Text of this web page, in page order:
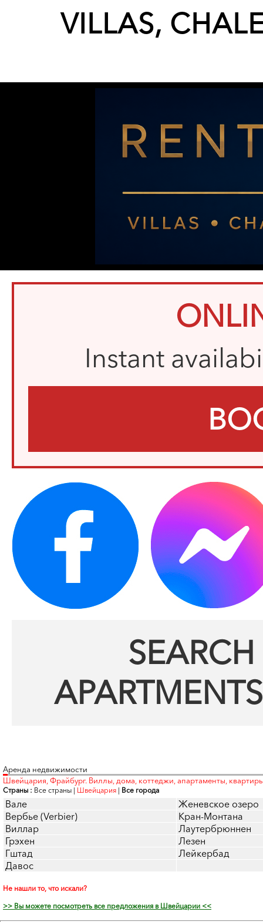
VILLAS,
Instant
Аренда недвижимости
Швейцария, Фрайбург. Виллы, дома, коттеджи, апартаменты,
Страны : Все страны | Швейцария | Все города
Вале
Женевское озеро
Вербье (Verbier)
Кран-Монтана
Виллар
Лаутербрюннен
Грэхен
Лезен
Гштад
Лейкербад
Давос
Не нашли то, что искали?
>> Вы можете посмотреть все предложения в Швейцарии <<